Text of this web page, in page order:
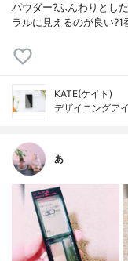
パウダー?ふんわりとし
ラルに見えるのが良い?1
KATE(ケイト)
デザイニングア
あ